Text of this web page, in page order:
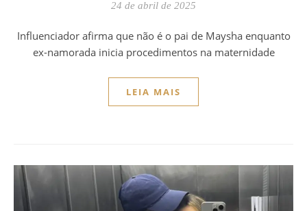
24 de abril de 2025
Influenciador afirma que não é o pai de Maysha enquanto
ex-namorada inicia procedimentos na maternidade
LEIA MAIS